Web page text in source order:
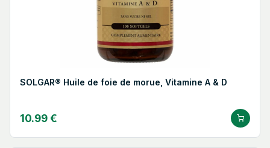
SOLGAR® Huile de foie de morue, Vitamine A & D
10.99 €